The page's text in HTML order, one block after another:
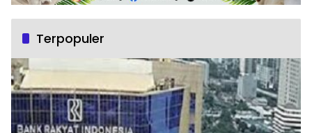
Terpopuler